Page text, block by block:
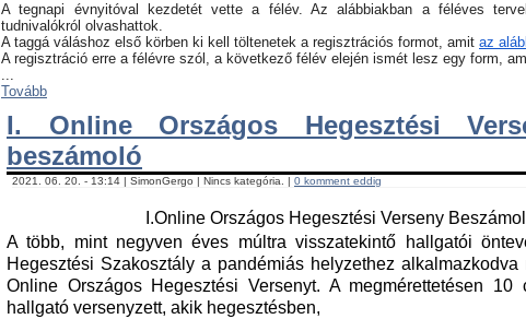
A tegnapi évnyitóval kezdetét vette a félév. Az alábbiakban a féléves
tudnivalókról olvashattok.
A taggá váláshoz első körben ki kell töltenetek a regisztrációs formot, amit az
A regisztráció erre a félévre szól, a következő félév elején ismét lesz egy form,
...
Tovább
I. Online Országos Hegesztési
beszámoló
2021. 06. 20. - 13:14 | SimonGergo | Nincs kategória. | 0 komment eddig
I.Online Országos Hegesztési Verseny
A több, mint negyven éves múltra visszatekintő hallgatói
Hegesztési Szakosztály a pandémiás helyzethez alkalmazkodva
Online Országos Hegesztési Versenyt. A megmérettetésen 10
hallgató versenyzett, akik hegesztésben,